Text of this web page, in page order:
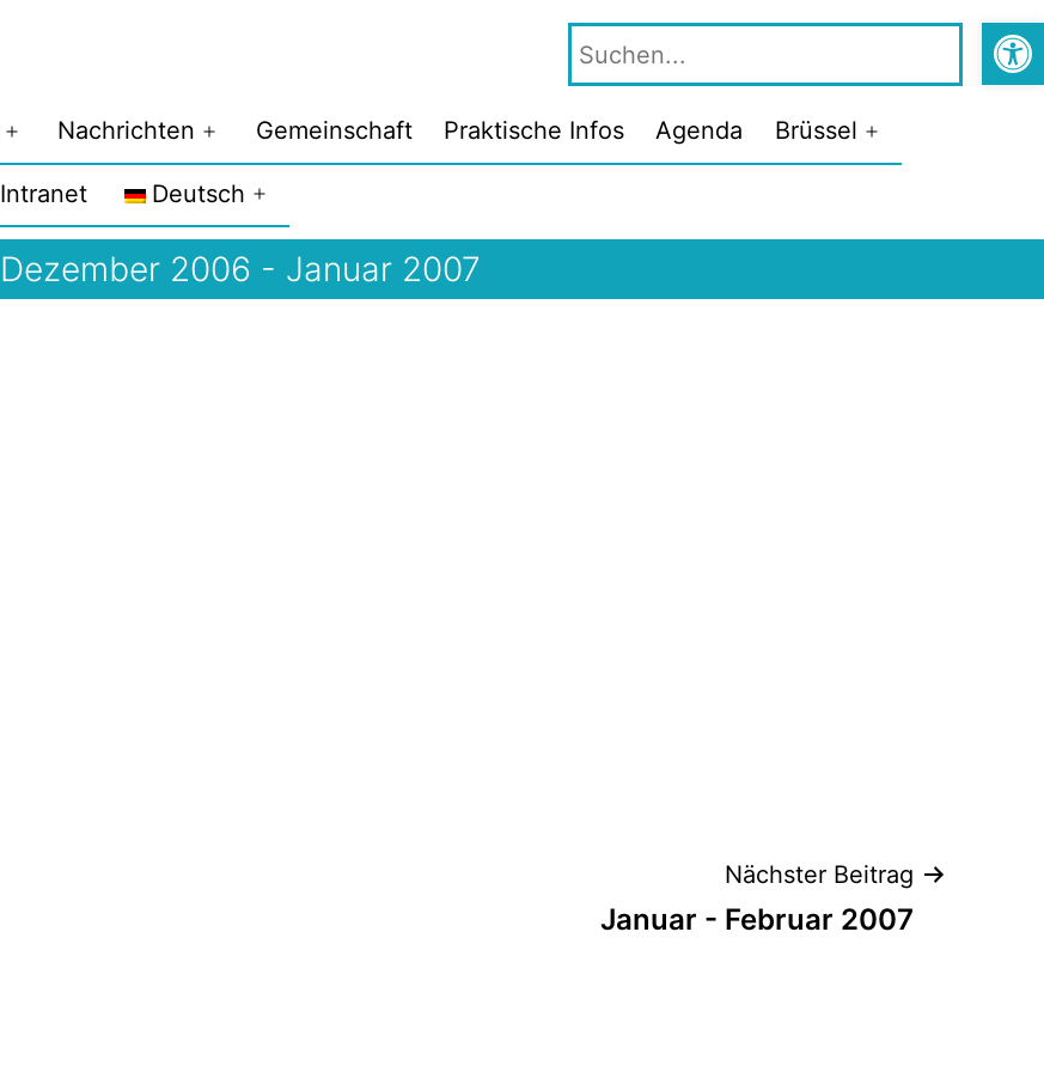
Suche
Menü
öffnen
Nachrichten
Menü
öffnen
Gemeinschaft Praktische Infos Agenda Brüssel
Intranet Deutsch
öffnen
Dezember 2006 - Januar 2007
Nächster Beitrag
Januar - Februar 2007